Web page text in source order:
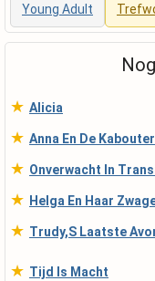
Young Adult
★ Alicia
★ Anna En De Kabouter
★ Onverwacht In
★ Helga En Haar
★ Trudy,S Laatste
★ Tijd Is Macht